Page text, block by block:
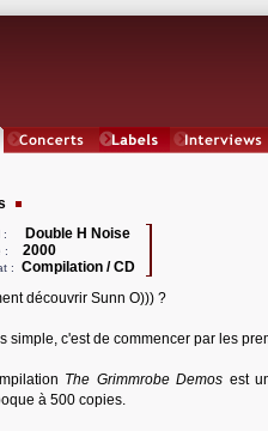
: Double H Noise
: 2000
:
Compilation / CD
découvrir Sunn O))) ?
simple, c'est de commencer par les
The Grimmrobe Demos est
à 500 copies.